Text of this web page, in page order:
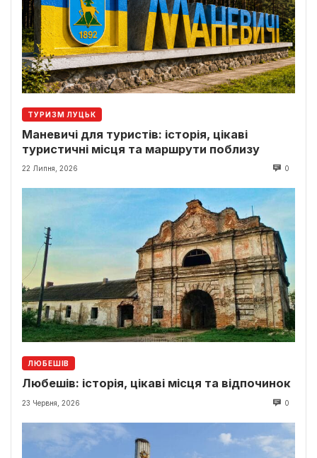
ТУРИЗМ ЛУЦЬК
Маневичі для туристів: історія, цікаві
туристичні місця та маршрути поблизу
22 Липня, 2026 0
ЛЮБЕШІВ
Любешів: історія, цікаві місця та відпочинок
23 Червня, 2026 0